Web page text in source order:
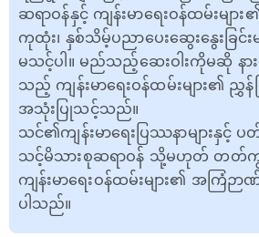
ဆရာဝန်နှင့် ကျန်းမာရေးဝန်ထမ်းများ၏
ကုထုံး၊ နှစ်သိမ့်ပညာပေးဆွေးနွေးခြင်း
မသင့်ပါ။ မည်သည့်ဆေးဝါးကိုမဆို န
သည့် ကျန်းမာရေးဝန်ထမ်းများ၏ ညွှန်
အသုံးပြုသင့်သည်။
သင်၏ကျန်းမာရေးပြဿနာများနှ
သင့်မိသားစုဆရာဝန် သို့မဟုတ် တတ်က
ကျန်းမာရေးဝန်ထမ်းများ၏ အကြံ
ပါသည်။